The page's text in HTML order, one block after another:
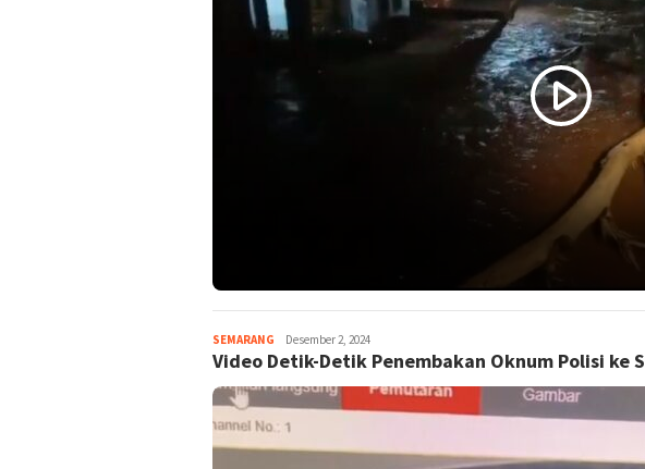
SEMARANG magelangnews
Desember 2, 2024
Video Detik-Detik Penembakan Oknum Polisi ke